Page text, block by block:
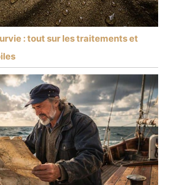
: tout sur les traitements et